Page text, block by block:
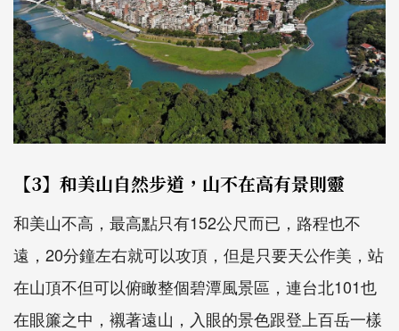
【3】和美山自然步道，山不在高有景則靈
和美山不高，最高點只有152公尺而已，路程也不
遠，20分鐘左右就可以攻頂，但是只要天公作美，站
在山頂不但可以俯瞰整個碧潭風景區，連台北101也
在眼簾之中，襯著遠山，入眼的景色跟登上百岳一樣